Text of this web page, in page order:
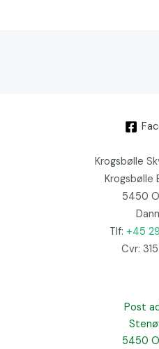
Krogsbølle
Krogsbølle
5450
Tlf: +45
Cvr:
Post
5450